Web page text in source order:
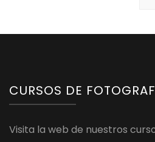
CURSOS DE
Visita la web de nuestros